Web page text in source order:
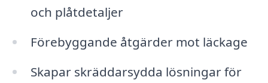
och plåtdetaljer
Förebyggande åtgärder mot läckage
Skapar skräddarsydda lösningar för